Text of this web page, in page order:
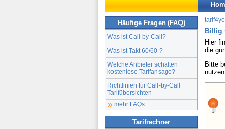
Häufige Fragen (FAQ)
Was ist Call-by-Call?
Was ist Takt 60/60 ?
Welche Anbieter schalten
kostenlose Tarifansage?
Richtlinien für Call-by-Call
Tarifübersichten
mehr FAQs
Tarifrechner
Billig
Hier
die
Bitte